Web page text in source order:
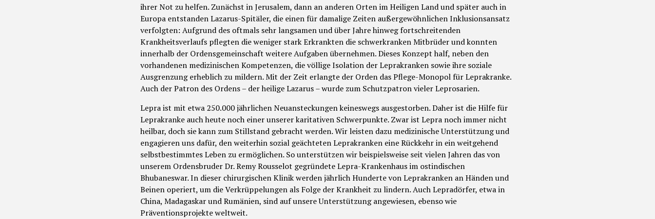
ihrer Not zu helfen. Zunächst in Jerusalem, dann an anderen Orten im Heiligen Land und später auch in
Europa entstanden Lazarus-Spitäler, die einen für damalige Zeiten außergewöhnlichen Inklusionsansatz
verfolgten: Aufgrund des oftmals sehr langsamen und über Jahre hinweg fortschreitenden
Krankheitsverlaufs pflegten die weniger stark Erkrankten die schwerkranken Mitbrüder und konnten
innerhalb der Ordensgemeinschaft weitere Aufgaben übernehmen. Dieses Konzept half, neben den
vorhandenen medizinischen Kompetenzen, die völlige Isolation der Leprakranken sowie ihre soziale
Ausgrenzung erheblich zu mildern. Mit der Zeit erlangte der Orden das Pflege-Monopol für Leprakranke.
Auch der Patron des Ordens – der heilige Lazarus – wurde zum Schutzpatron vieler Leprosarien.
Lepra ist mit etwa 250.000 jährlichen Neuansteckungen keineswegs ausgestorben. Daher ist die Hilfe für
Leprakranke auch heute noch einer unserer karitativen Schwerpunkte. Zwar ist Lepra noch immer nicht
heilbar, doch sie kann zum Stillstand gebracht werden. Wir leisten dazu medizinische Unterstützung und
engagieren uns dafür, den weiterhin sozial geächteten Leprakranken eine Rückkehr in ein weitgehend
selbstbestimmtes Leben zu ermöglichen. So unterstützen wir beispielsweise seit vielen Jahren das von
unserem Ordensbruder Dr. Remy Rousselot gegründete Lepra-Krankenhaus im ostindischen
Bhubaneswar. In dieser chirurgischen Klinik werden jährlich Hunderte von Leprakranken an Händen und
Beinen operiert, um die Verkrüppelungen als Folge der Krankheit zu lindern. Auch Lepradörfer, etwa in
China, Madagaskar und Rumänien, sind auf unsere Unterstützung angewiesen, ebenso wie
Präventionsprojekte weltweit.